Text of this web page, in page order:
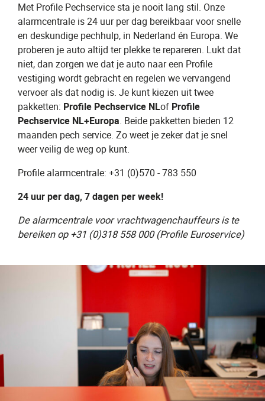
Met Profile Pechservice sta je nooit lang stil. Onze
alarmcentrale is 24 uur per dag bereikbaar voor snelle
en deskundige pechhulp, in Nederland én Europa. We
proberen je auto altijd ter plekke te repareren. Lukt dat
niet, dan zorgen we dat je auto naar een Profile
vestiging wordt gebracht en regelen we vervangend
vervoer als dat nodig is. Je kunt kiezen uit twee
pakketten: Profile Pechservice NLof Profile
Pechservice NL+Europa. Beide pakketten bieden 12
maanden pech service. Zo weet je zeker dat je snel
weer veilig de weg op kunt.
Profile alarmcentrale: +31 (0)570 - 783 550
24 uur per dag, 7 dagen per week!
De alarmcentrale voor vrachtwagenchauffeurs is te
bereiken op +31 (0)318 558 000 (Profile Euroservice)